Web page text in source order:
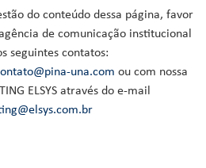
do conteúdo dessa página, favor
de comunicação institucional
seguintes contatos:
una.com ou com nossa
ELSYS através do e-mail